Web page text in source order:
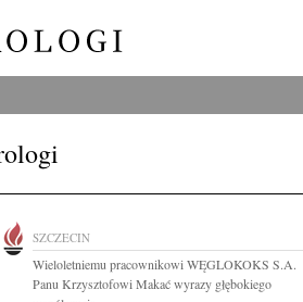
SZCZECIN
Wieloletniemu pracownikowi WĘGLOKOKS S.A.
Panu Krzysztofowi Makać wyrazy głębokiego